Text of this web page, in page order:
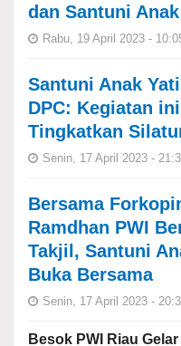
dan Santuni
Rabu, 19 April 2023 -
Santuni Anak
DPC: Kegiatan
Tingkatkan
Senin, 17 April 2023 -
Bersama
Ramdhan PWI
Takjil, Santuni
Buka Bersama
Senin, 17 April 2023 -
Besok PWI Riau